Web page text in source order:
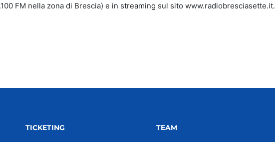
FM nella zona di Brescia) e in streaming sul sito www.radiobresciasette.it.
TICKETING TEAM